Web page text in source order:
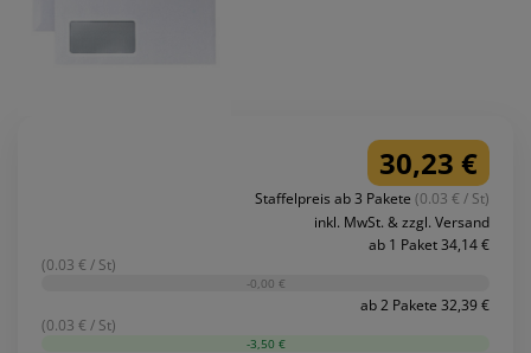
30,23 €
Staffelpreis ab 3 Pakete (0.03 € / St)
inkl. MwSt. & zzgl. Versand
ab 1 Paket 34,14 €
(0.03 € / St)
-0,00 €
ab 2 Pakete 32,39 €
(0.03 € / St)
-3,50 €